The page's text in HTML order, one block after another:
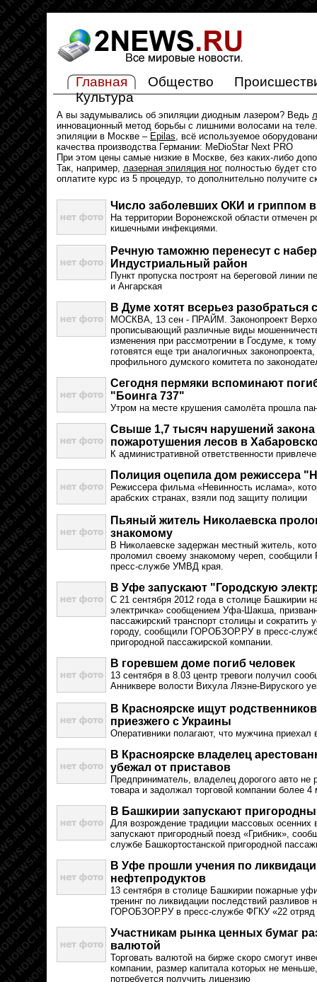
Главная Общество
Культура
А вы задумывались об эпиляции диодным лазером? Ведь
инновационный метод борьбы с лишними волосами на
эпиляции в Москве – Epilas, всё используемое
качества производства Германии: MeDioStar Next PRO
При этом цены самые низкие в Москве, без каких-либо
Так, например, лазерная эпиляция ног полностью будет
оплатите курс из 5 процедур, то дополнительно получите
Число заболевших ОКИ и гриппом
На территории Воронежской области отмечен
кишечными инфекциями.
Речную таможню перенесут с
Индустриальный район
Пункт пропуска построят на береговой линии
и Ангарская
В Думе хотят всерьез
МОСКВА, 13 сен - ПРАЙМ. Законопроект
прописывающий различные виды
изменения при рассмотрении в Госдуме, к
готовятся еще три аналогичных
профильного думского комитета по
Сегодня пермяки вспоминают
"Боинга 737"
Утром на месте крушения самолёта прошла
Свыше 1,7 тысяч нарушений
пожаротушения лесов в
К административной ответственности
Полиция оцепила дом режиссера
Режиссера фильма «Невинность ислама»,
арабских странах, взяли под защиту полиции
Пьяный житель Николаевска
знакомому
В Николаевске задержан местный житель,
проломил своему знакомому череп,
пресс-службе УМВД края.
В Уфе запускают "Городскую
С 21 сентября 2012 года в столице Башкирии
электричка» сообщением Уфа-Шакша,
пассажирский транспорт столицы и
городу, сообщили ГОРОБЗОР.РУ в пресс-
пригородной пассажирской компании.
В горевшем доме погиб человек
13 сентября в 8.03 центр тревоги получил
Анниквере волости Вихула Ляэне-Вируского
В Красноярске ищут
приезжего с Украины
Оперативники полагают, что мужчина приехал
В Красноярске владелец
убежал от приставов
Предприниматель, владелец дорогого авто не
товара и задолжал торговой компании более 4
В Башкирии запускают
Для возрождение традиции массовых
запускают пригородный поезд «Грибник»,
службе Башкортостанской пригородной
В Уфе прошли учения по
нефтепродуктов
13 сентября в столице Башкирии пожарные
тренинг по ликвидации последствий
ГОРОБЗОР.РУ в пресс-службе ФГКУ «22
Участникам рынка ценных бумаг
валютой
Торговать валютой на бирже скоро смогут
компании, размер капитала которых не
потребуется получить лицензию